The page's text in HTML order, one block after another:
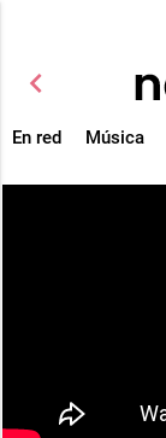
chevron_left
En red Música